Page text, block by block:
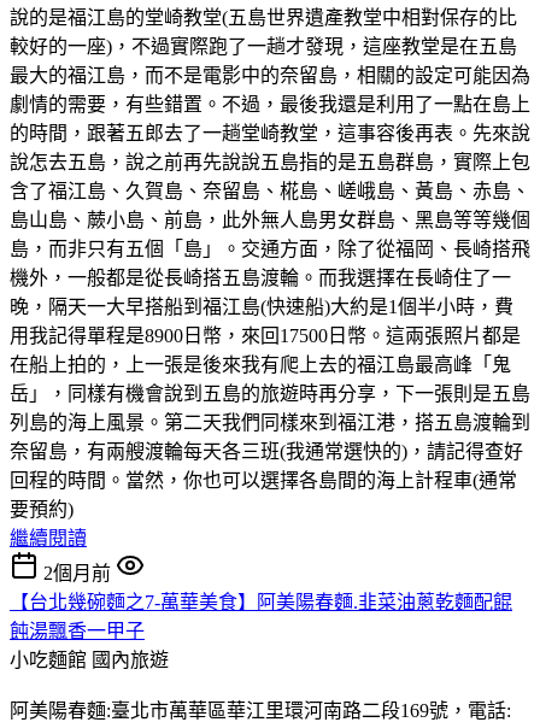
說的是福江島的堂崎教堂(五島世界遺產教堂中相對保存的比
較好的一座)，不過實際跑了一趟才發現，這座教堂是在五島
最大的福江島，而不是電影中的奈留島，相關的設定可能因為
劇情的需要，有些錯置。不過，最後我還是利用了一點在島上
的時間，跟著五郎去了一趟堂崎教堂，這事容後再表。先來說
說怎去五島，說之前再先說說五島指的是五島群島，實際上包
含了福江島、久賀島、奈留島、椛島、嵯峨島、黃島、赤島、
島山島、蕨小島、前島，此外無人島男女群島、黑島等等幾個
島，而非只有五個「島」。交通方面，除了從福岡、長崎搭飛
機外，一般都是從長崎搭五島渡輪。而我選擇在長崎住了一
晚，隔天一大早搭船到福江島(快速船)大約是1個半小時，費
用我記得單程是8900日幣，來回17500日幣。這兩張照片都是
在船上拍的，上一張是後來我有爬上去的福江島最高峰「鬼
岳」，同樣有機會說到五島的旅遊時再分享，下一張則是五島
列島的海上風景。第二天我們同樣來到福江港，搭五島渡輪到
奈留島，有兩艘渡輪每天各三班(我通常選快的)，請記得查好
回程的時間。當然，你也可以選擇各島間的海上計程車(通常
要預約)
繼續閱讀
2個月前
【台北幾碗麵之7-萬華美食】阿美陽春麵.韭菜油蔥乾麵配餛
飩湯飄香一甲子
小吃麵館 國內旅遊
阿美陽春麵:臺北市萬華區華江里環河南路二段169號，電話: